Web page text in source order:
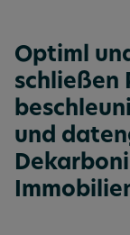
Optiml
schließen
und